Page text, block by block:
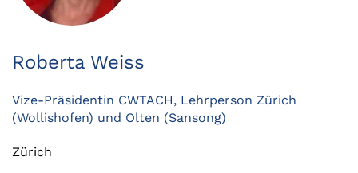
Roberta Weiss
Vize-Präsidentin CWTACH, Lehrperson Zürich
(Wollishofen) und Olten (Sansong)
Zürich